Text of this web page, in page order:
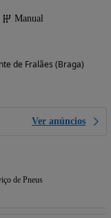
Manual
de Fralães (Braga)
Ver anúncios
de Pneus